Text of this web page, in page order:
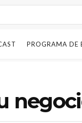
PROGRAMA DE